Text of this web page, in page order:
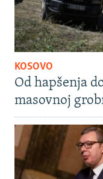
KOSOVO
Od hapšenja
masovnoj